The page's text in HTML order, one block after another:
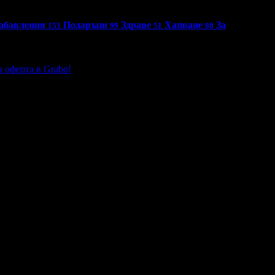
153 Подаръци 99 Здраве 51 Хапване 88 За
оферта в Grabo!